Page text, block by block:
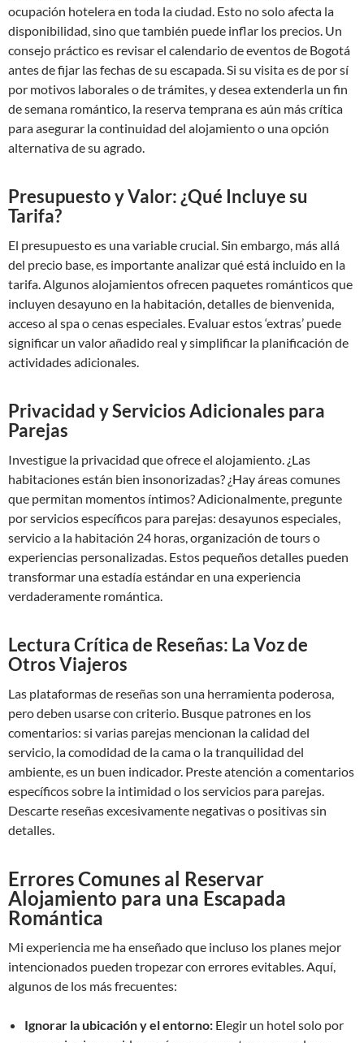
ocupación hotelera en toda la ciudad. Esto no solo afecta la
disponibilidad, sino que también puede inflar los precios. Un
consejo práctico es revisar el calendario de eventos de Bogotá
antes de fijar las fechas de su escapada. Si su visita es de por sí
por motivos laborales o de trámites, y desea extenderla un fin
de semana romántico, la reserva temprana es aún más crítica
para asegurar la continuidad del alojamiento o una opción
alternativa de su agrado.
Presupuesto y Valor: ¿Qué Incluye su
Tarifa?
El presupuesto es una variable crucial. Sin embargo, más allá
del precio base, es importante analizar qué está incluido en la
tarifa. Algunos alojamientos ofrecen paquetes románticos que
incluyen desayuno en la habitación, detalles de bienvenida,
acceso al spa o cenas especiales. Evaluar estos ‘extras’ puede
significar un valor añadido real y simplificar la planificación de
actividades adicionales.
Privacidad y Servicios Adicionales para
Parejas
Investigue la privacidad que ofrece el alojamiento. ¿Las
habitaciones están bien insonorizadas? ¿Hay áreas comunes
que permitan momentos íntimos? Adicionalmente, pregunte
por servicios específicos para parejas: desayunos especiales,
servicio a la habitación 24 horas, organización de tours o
experiencias personalizadas. Estos pequeños detalles pueden
transformar una estadía estándar en una experiencia
verdaderamente romántica.
Lectura Crítica de Reseñas: La Voz de
Otros Viajeros
Las plataformas de reseñas son una herramienta poderosa,
pero deben usarse con criterio. Busque patrones en los
comentarios: si varias parejas mencionan la calidad del
servicio, la comodidad de la cama o la tranquilidad del
ambiente, es un buen indicador. Preste atención a comentarios
específicos sobre la intimidad o los servicios para parejas.
Descarte reseñas excesivamente negativas o positivas sin
detalles.
Errores Comunes al Reservar
Alojamiento para una Escapada
Romántica
Mi experiencia me ha enseñado que incluso los planes mejor
intencionados pueden tropezar con errores evitables. Aquí,
algunos de los más frecuentes:
Ignorar la ubicación y el entorno: Elegir un hotel solo por